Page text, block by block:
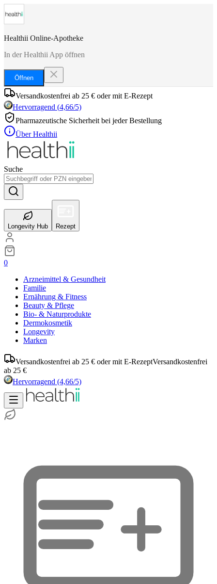
Healthii Online-Apotheke
In der Healthii App öffnen
Öffnen
Versandkostenfrei ab 25 € oder mit E-Rezept
Hervorragend (4,66/5)
Pharmazeutische Sicherheit bei jeder Bestellung
Über Healthii
Suche
Longevity Hub Rezept
0
Arzneimittel & Gesundheit
Familie
Ernährung & Fitness
Beauty & Pflege
Bio- & Naturprodukte
Dermokosmetik
Longevity
Marken
Versandkostenfrei ab 25 € oder mit E-RezeptVersandkostenfrei
ab 25 €
Hervorragend (4,66/5)